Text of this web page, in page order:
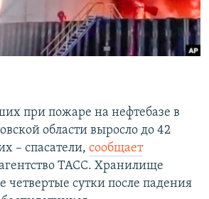
при пожаре на нефтебазе в
области выросло до 42
– спасатели, сообщает
ТАСС. Хранилище
четвертые сутки после падения